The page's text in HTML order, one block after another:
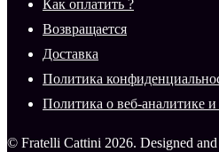
Как оплатить ?
Возвращается
Доставка
Политика
Политика о веб-аналитике
© Fratelli Cattini 2026. Designed